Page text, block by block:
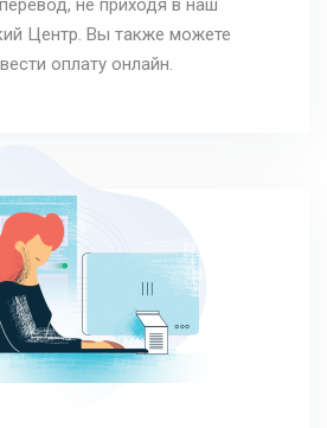
не приходя в наш
Центр. Вы также можете
оплату онлайн.